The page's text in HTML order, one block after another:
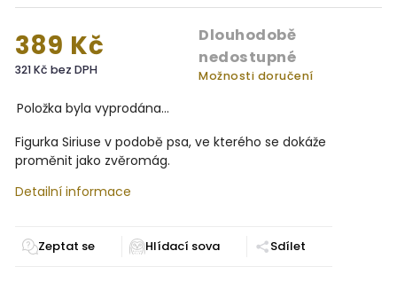
389 Kč
321 Kč bez DPH
Dlouhodobě
nedostupné
Možnosti doručení
Položka byla vyprodána…
Figurka Siriuse v podobě psa, ve kterého se dokáže
proměnit jako zvěromág.
Detailní informace
Zeptat se Sdílet